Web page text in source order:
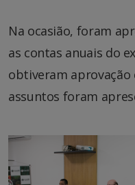
Na ocasião, foram
as contas anuais do
obtiveram aprovação
assuntos foram